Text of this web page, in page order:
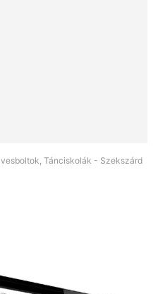
Tánciskolák - Szekszárd